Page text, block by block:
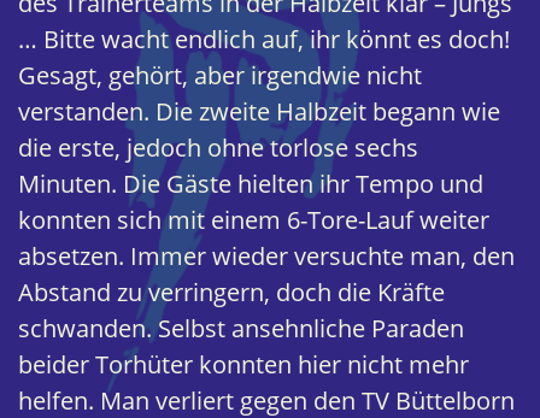
… Bitte wacht endlich auf, ihr könnt es doch!
Gesagt, gehört, aber irgendwie nicht
verstanden. Die zweite Halbzeit begann wie
die erste, jedoch ohne torlose sechs
Minuten. Die Gäste hielten ihr Tempo und
konnten sich mit einem 6-Tore-Lauf weiter
absetzen. Immer wieder versuchte man, den
Abstand zu verringern, doch die Kräfte
schwanden. Selbst ansehnliche Paraden
beider Torhüter konnten hier nicht mehr
helfen. Man verliert gegen den TV Büttelborn